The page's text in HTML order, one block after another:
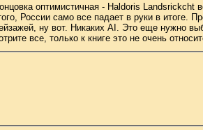
оптимистичная - Haldoris Landsrickcht
России само все падает в руки в итоге.
ну вот. Никаких AI. Это еще нужно
все, только к книге это не очень